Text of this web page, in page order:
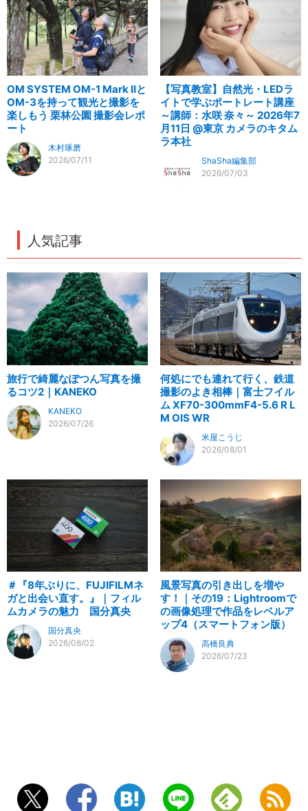
OM SYSTEM OM-1 Mark IIと
OM-3を持って観光と撮影を
楽しもう 栗林公園 撮影会レポ
ート
木村琢磨
2026/07/11
【写真教室】自然光・LEDラ
イトで学ぶポートレート講座
～講師：水咲 奈々～ 2026年7
月11日 @東京 カメラのキタム
ラ本社
ShaSha編集部
2026/07/03
人気記事
旅行で綺麗なぽつん写真を撮
るコツ2｜KANEKO
KANEKO
2026/07/26
何処にでも連れて行く、鉄道
撮影のよき相棒｜富士フイル
ム XF70-300mmF4-5.6 R L
M OIS WR
米屋こうじ
2026/08/01
＃『8年ぶりに、FUJIFILMネ
ガと出会い直す。』｜フィル
ムカメラの魅力 国分真央
国分真央
2026/08/02
風景写真の引き出しを増や
す！｜その19：Lightroomで
の画像処理で作品をレベルア
ップ4（スマートフォン版）
高橋良典
2026/07/23